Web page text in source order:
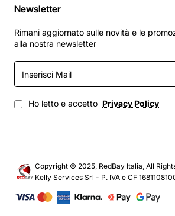
Newsletter
Rimani aggiornato sulle novità e le
alla nostra newsletter
Inserisci
Mail
Ho letto e accetto Privacy Policy
Copyright © 2025, RedBay Italia, All
Kelly Services Srl - P. IVA e CF